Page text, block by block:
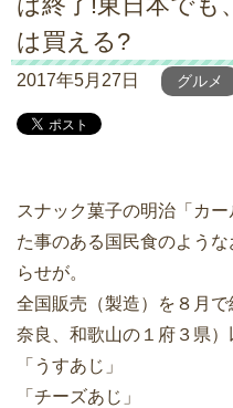
は買える?
2017年5月27日 グルメ
スナック菓子の明治「カ
た事のある国民食のよう
らせが。
全国販売（製造）を８月で
奈良、和歌山の１府３県）
「うすあじ」
「チーズあじ」